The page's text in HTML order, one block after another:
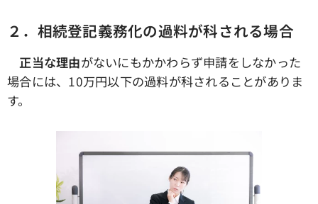
２．相続登記義務化の過料が科される場合
正当な理由がないにもかかわらず申請をしなかった
場合には、10万円以下の過料が科されることがありま
す。